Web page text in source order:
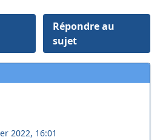
Répondre au
sujet
2022, 16:01